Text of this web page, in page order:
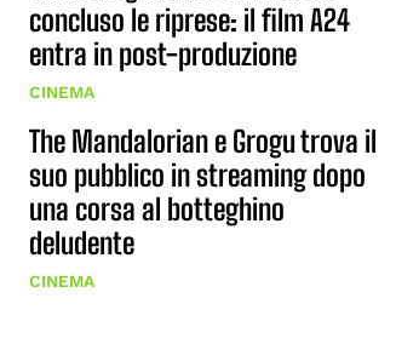
concluso le riprese: il film A24
entra in post-produzione
CINEMA
The Mandalorian e Grogu trova il
suo pubblico in streaming dopo
una corsa al botteghino
deludente
CINEMA